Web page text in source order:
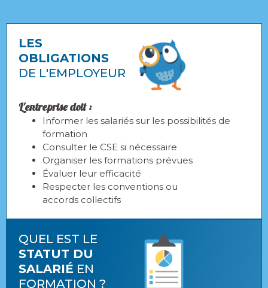
LES
OBLIGATIONS
DE L'EMPLOYEUR
L'entreprise doit :
Informer les salariés sur les possibilités de
formation
Consulter le CSE si nécessaire
Organiser les formations prévues
Évaluer leur efficacité
Respecter les conventions ou
accords collectifs
QUEL EST LE
STATUT DU
SALARIÉ EN
FORMATION ?